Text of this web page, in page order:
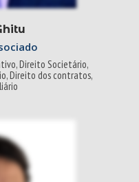
Direito Societário,
Direito dos contratos,